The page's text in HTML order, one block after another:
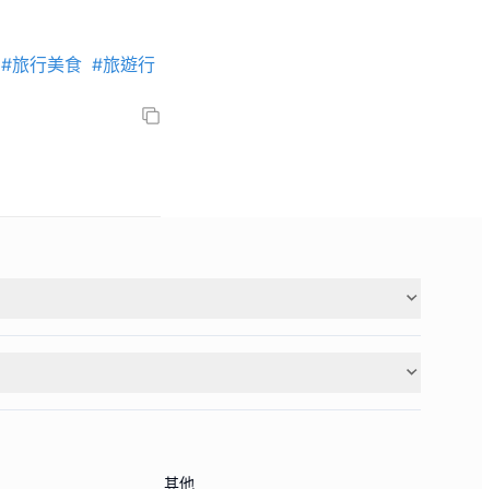
#旅行美食 #旅遊行
其他